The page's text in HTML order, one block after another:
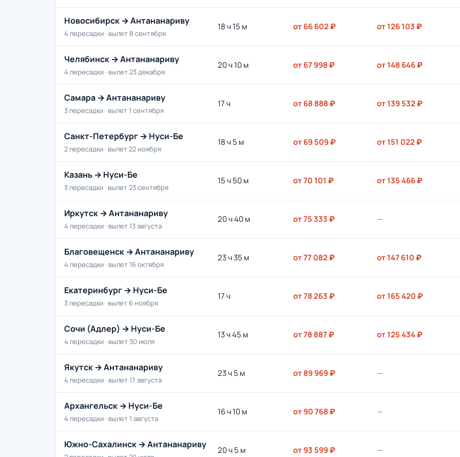
Новосибирск → Антананариву
4 пересадки · вылет 8 сентября
18 ч 15 м от 66 602 ₽ от 126 103 ₽
Челябинск → Антананариву
4 пересадки · вылет 23 декабря
20 ч 10 м от 67 998 ₽ от 148 646 ₽
Самара → Антананариву
3 пересадки · вылет 1 сентября
17 ч от 68 888 ₽ от 139 532 ₽
Санкт-Петербург → Нуси-Бе
2 пересадки · вылет 22 ноября
18 ч 5 м от 69 509 ₽ от 151 022 ₽
Казань → Нуси-Бе
3 пересадки · вылет 23 сентября
15 ч 50 м от 70 101 ₽ от 135 466 ₽
Иркутск → Антананариву
4 пересадки · вылет 13 августа
20 ч 40 м от 75 333 ₽ —
Благовещенск → Антананариву
4 пересадки · вылет 16 октября
23 ч 35 м от 77 082 ₽ от 147 610 ₽
Екатеринбург → Нуси-Бе
3 пересадки · вылет 6 ноября
17 ч от 78 263 ₽ от 165 420 ₽
Сочи (Адлер) → Нуси-Бе
4 пересадки · вылет 30 июля
13 ч 45 м от 78 887 ₽ от 125 434 ₽
Якутск → Антананариву
4 пересадки · вылет 17 августа
23 ч 5 м от 89 969 ₽ —
Архангельск → Нуси-Бе
4 пересадки · вылет 1 августа
16 ч 10 м от 90 768 ₽ —
Южно-Сахалинск → Антананариву
20 ч 5 м от 93 599 ₽ —